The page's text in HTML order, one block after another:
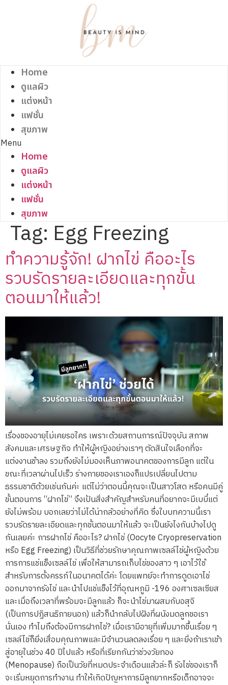
Home
ดูแลผิว
แต่งหน้า
แฟชั่น
สุขภาพ
Menu
Home
ดูแลผิว
แต่งหน้า
แฟชั่น
สุขภาพ
Tag: Egg Freezing
ทำความรู้จัก! ฝากไข่ คืออะไร
รวบรัดรายละเอียดและทุกขั้น
ตอนมาให้แล้ว!
เรื่องของอายุไม่เคยรอใคร เพราะด้วยสถานการณ์ปัจจุบัน สภาพ
สังคมและเศรษฐกิจ ทำให้ผู้หญิงอย่างเราๆ ตัดสินใจเลือกที่จะ
แต่งงานช้าลง รวมถึงยังไม่มองเห็นภาพอนาคตของการมีลูก แต่ใน
ขณะที่เวลาผ่านไปเร็ว ร่างกายของเราเองก็แปรเปลี่ยนไปตาม
ธรรมชาติด้วยเช่นกันค่ะ แต่ไม่ว่าตอนนี้คุณจะเป็นสาวโสด หรือคนมีคู่
ขั้นตอนการ “ฝากไข่” จึงเป้นสิ่งสำคัญสำหรับคนที่อยากจะมีเบบี๋แต่
ยังไม่พร้อม บอกเลยว่าไม่ได้น่ากลัวอย่างที่คิด ซึ่งใบบทความนี้เรา
รวบรัดรายละเอียดและทุกขั้นตอนมาให้แล้ว จะเป็นยังไงกันบ้างไปดู
กันเลยค่ะ การฝากไข่ คืออะไร? ฝากไข่ (Oocyte Cryopreservation
หรือ Egg Freezing) เป็นวิธีที่ช่วยรักษาคุณภาพเซลล์ไข่ผู้หญิงด้วย
การการแช่แข็งเซลล์ไข่ เพื่อให้สามารถเก็บไข่ของสาว ๆ เอาไว้ใช้
สำหรับการตั้งครรภ์ในอนาคตได้ค่ะ โดยแพทย์จะทำการดูดเอาไข่
ออกมาจากรังไข่ และนำไปแช่แข็งไว้ที่อุณหภูมิ -196 องศาเซลเซียส
และเมื่อถึงเวลาที่พร้อมจะมีลูกแล้ว ก็จะนำไข่มาผสมกับอสุจิ
(เป็นการปฏิสนธิภายนอก) แล้วก็นำกลับไปฝังที่ผนังมดลูกขอเรา
นั่นเอง ทำไมถึงต้องมีการฝากไข่? เมื่อเรามีอายุที่เพิ่มมากขึ้นเรื่อย ๆ
เซลล์ไข่ก็ยิ่งเสื่อมคุณภาพและมีจำนวนลดลงเรื่อย ๆ และยิ่งถ้าเราเข้า
สู่อายุในช่วง 40 ปีไปแล้ว หรือที่เรียกกันว่าช่วงวัยทอง
(Menopause) ถือเป็นวัยที่หมดประจำเดือนแล้วล่ะก็ รังไข่ของเราก็
จะเริ่มหยุดการทำงาน ทำให้เกิดปัญหาการมีลูกยากหรือเด็กอาจจะ